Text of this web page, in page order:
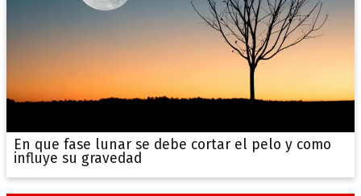
En que fase lunar se debe cortar el pelo y como
influye su gravedad